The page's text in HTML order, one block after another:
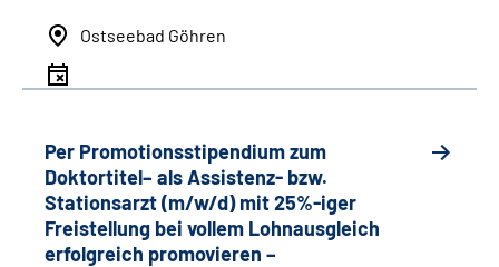
Ostseebad Göhren
Per Promotionsstipendium zum
Doktortitel– als Assistenz- bzw.
Stationsarzt (m/w/d) mit 25%-iger
Freistellung bei vollem Lohnausgleich
erfolgreich promovieren –